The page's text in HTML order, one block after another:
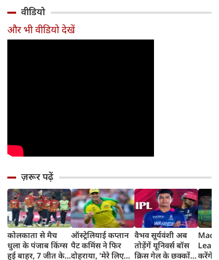
बाहर होने की खबर नेफिंगर
वीडियो
और भी वीडियो देखें
ज़रूर पढ़ें
कोलकाता से मैच
धुला के पंजाब किंग्स
हुई बाहर, 7 जीत के
ऑस्ट्रेलियाई कप्तान
पैट कमिंस ने फिर
दोहराया, 'मेरे लिए
वैभव सूर्यवंशी अब
तोड़ेंगें यूनिवर्स बॉस
क्रिस गेल के छक्कों
करेंगे